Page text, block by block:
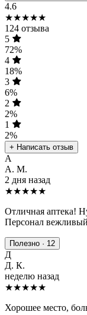
4.6
★★★★★
124 отзыва
5
72%
4
18%
3
6%
2
2%
1
2%
+ Написать отзыв
А
А. М.
2 дня назад
★★★★★
Отличная аптека!
Персонал
Полезно · 12
Д
Д. К.
неделю назад
★★★★★
Хорошее место,